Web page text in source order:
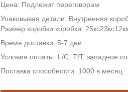
Цена: Подлежит переговорам
Упаковывая детали: Внутренняя
Размер коробки коробки:
Время доставки: 5-7 дни
Условия оплаты: L/C, T/T, западное
Поставка способности: 1000 в месяц